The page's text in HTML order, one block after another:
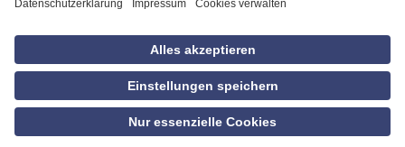
Empfang
Privatsphäre